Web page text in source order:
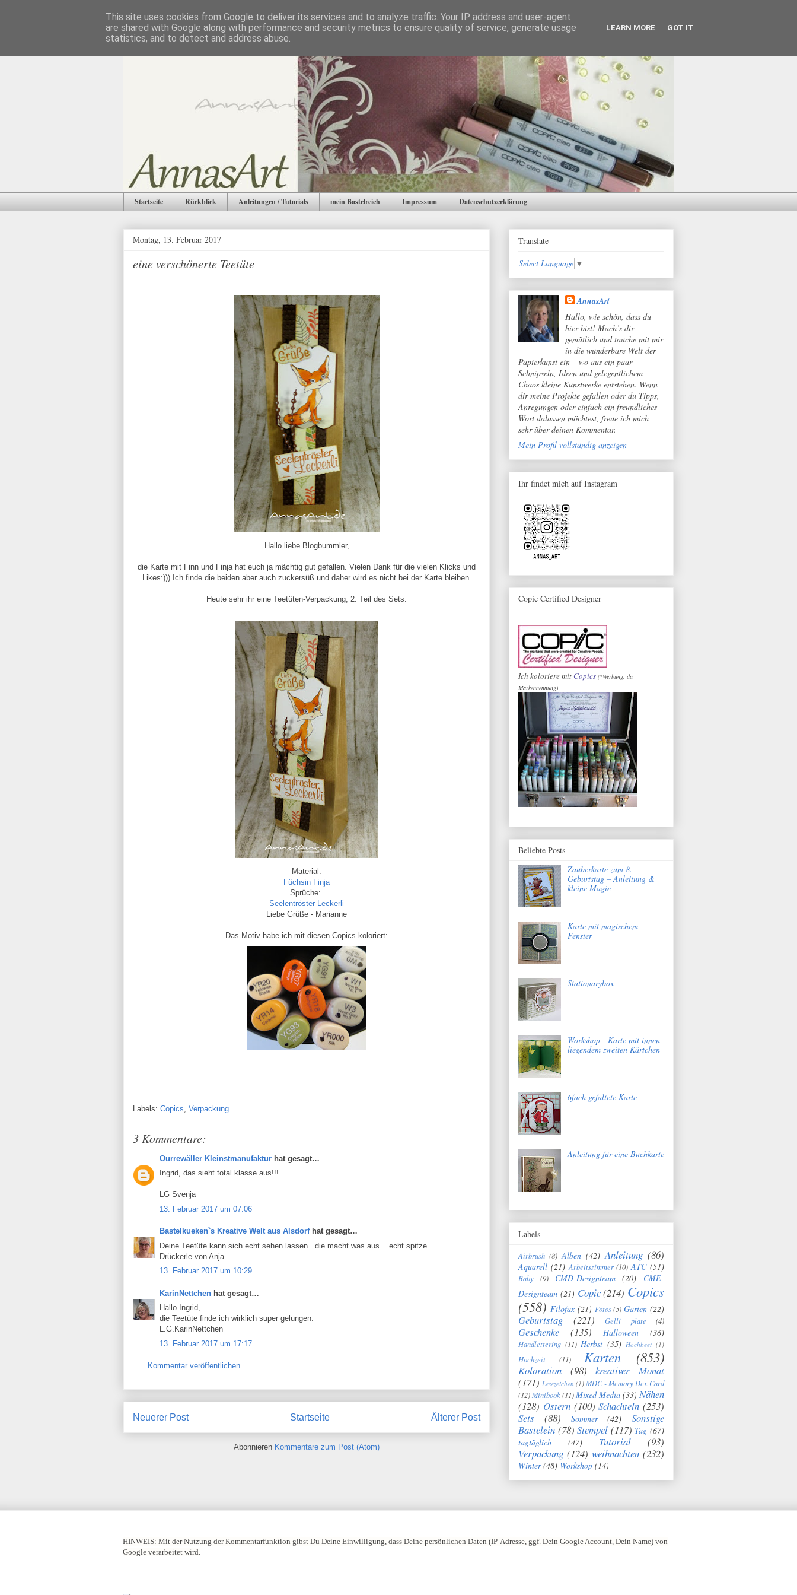
Startseite Rückblick Anleitungen / Tutorials mein Bastelreich Impressum Datenschutzerklärung
Montag, 13. Februar 2017
eine verschönerte Teetüte
Hallo liebe Blogbummler,
die Karte mit Finn und Finja hat euch ja mächtig gut gefallen. Vielen Dank für die vielen Klicks und
Likes:))) Ich finde die beiden aber auch zuckersüß und daher wird es nicht bei der Karte bleiben.
Heute sehr ihr eine Teetüten-Verpackung, 2. Teil des Sets:
Material:
Füchsin Finja
Sprüche:
Seelentröster Leckerli
Liebe Grüße - Marianne
Das Motiv habe ich mit diesen Copics koloriert:
Labels: Copics Verpackung
3 Kommentare:
Ourrewäller Kleinstmanufaktur hat gesagt…
Ingrid, das sieht total klasse aus!!!
LG Svenja
13. Februar 2017 um 07:06
Bastelkueken`s Kreative Welt aus Alsdorf hat gesagt…
Deine Teetüte kann sich echt sehen lassen.. die macht was aus... echt spitze.
Drückerle von Anja
13. Februar 2017 um 10:29
KarinNettchen hat gesagt…
Hallo Ingrid,
die Teetüte finde ich wirklich super gelungen.
L.G.KarinNettchen
13. Februar 2017 um 17:17
Kommentar veröffentlichen
Neuerer Post Älterer Post
Startseite
Abonnieren Kommentare zum Post (Atom)
Translate
Select Language ▼
AnnasArt
Hallo, wie schön, dass du
hier bist! Mach’s dir
gemütlich und tauche mit mir
in die wunderbare Welt der
Papierkunst ein – wo aus ein paar
Schnipseln, Ideen und gelegentlichem
Chaos kleine Kunstwerke entstehen. Wenn
dir meine Projekte gefallen oder du Tipps,
Anregungen oder einfach ein freundliches
Wort dalassen möchtest, freue ich mich
sehr über deinen Kommentar.
Mein Profil vollständig anzeigen
Ihr findet mich auf Instagram
Copic Certified Designer
Ich koloriere mit Copics (*Werbung, da
Markennennung)
Beliebte Posts
Zauberkarte zum 8.
Geburtstag – Anleitung &
kleine Magie
Karte mit magischem
Fenster
Stationarybox
Workshop - Karte mit innen
liegendem zweiten Kärtchen
6fach gefaltete Karte
Anleitung für eine Buchkarte
Labels
Airbrush (8) Alben (42) Anleitung (86)
Aquarell (21) Arbeitszimmer (10) ATC (51)
Baby (9) CMD-Designteam (20)
CME-
Designteam (21) Copic (214) Copics
(558) Filofax (21) Fotos (5) Garten (22)
Geburtstag (221) Gelli plate (4)
Geschenke (135) Halloween (36)
Handlettering (11) Herbst (35) Hochbeet (1)
Hochzeit (11) Karten (853)
Koloration (98)
kreativer Monat
(171) Lesezeichen (1) MDC - Memory Dex Card
(12)Minibook(11) Mixed Media (33) Nähen
(128) Ostern (100) Schachteln (253)
Sets
(88) Sommer (42)
Sonstige
Bastelein (78) Stempel (117) Tag (67)
tagtäglich
(47) Tutorial
(93)
Verpackung (124) weihnachten (232)
Winter (48) Workshop (14)
HINWEIS: Mit der Nutzung der Kommentarfunktion gibst Du Deine Einwilligung, dass Deine persönlichen Daten (IP-Adresse, ggf. Dein Google Account, Dein Name) von
Google verarbeitet wird.
This site uses cookies from Google to deliver its services and to analyze traffic. Your IP address and user-agent
are shared with Google along with performance and security metrics to ensure quality of service, generate usage
statistics, and to detect and address abuse.
LEARN MORE GOT IT